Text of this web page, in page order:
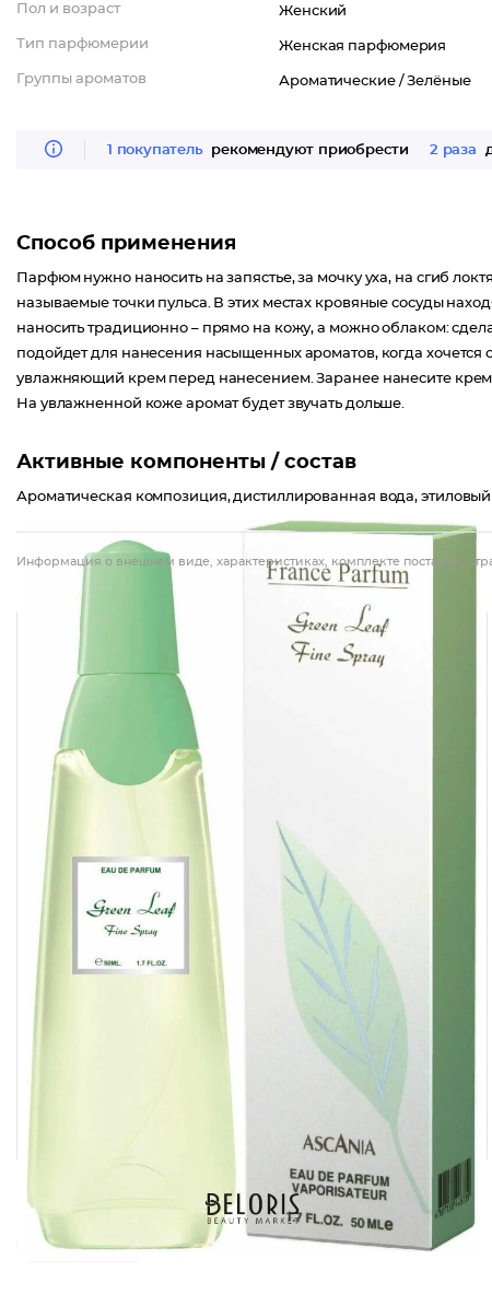
Пол и возраст Женский
Тип парфюмерии Женская парфюмерия
Группы ароматов Ароматические /Зелёные
1 покупатель рекомендуют приобрести 2 раза
Способ применения
Парфюм нужно наносить на запястье, за мочку уха, на сгиб
называемые точки пульса. В этих местах кровяные сосуды
наносить традиционно – прямо на кожу, а можно облаком:
подойдет для нанесения насыщенных ароматов, когда
увлажняющий крем перед нанесением. Заранее нанесите крем
На увлажненной коже аромат будет звучать дольше.
Активные компоненты / состав
Ароматическая композиция, дистиллированная вода,
Информация о внешнем виде, характеристиках, комплекте поставки,
Категории этого товара
Туалетная вода